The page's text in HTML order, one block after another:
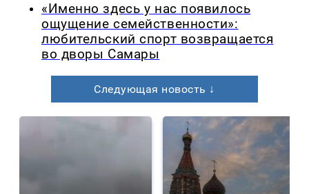
«Именно здесь у нас появилось
ощущение семейственности»:
любительский спорт возвращается
во дворы Самары
Следующая новость ↓